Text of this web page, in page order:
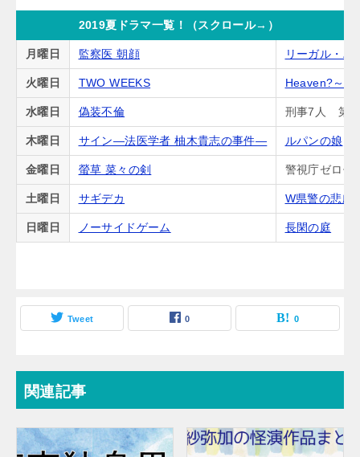
2019夏ドラマ一覧！（スクロール→）
月曜日 監察医 朝顔 リーガル・ハ
火曜日 TWO WEEKS Heaven?～ご
水曜日 偽装不倫 刑事7人 第5
木曜日 サイン―法医学者 柚木貴志の事件― ルパンの娘
金曜日 螢草 菜々の剣 警視庁ゼロ係
土曜日 サギデカ W県警の悲劇
日曜日 ノーサイドゲーム 長閑の庭
Tweet 0 0
関連記事